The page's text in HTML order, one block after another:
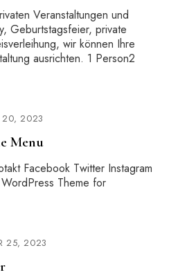
Veranstaltungen und
Geburtstagsfeier, private
wir können Ihre
ausrichten. 1 Person2
20, 2023
Menu
Facebook Twitter Instagram
Theme for
25, 2023